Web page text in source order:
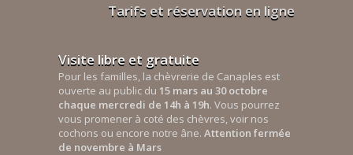
Tarifs et réservation en ligne
Visite libre et gratuite
Pour les familles, la chèvrerie de Canaples est
ouverte au public du 15 mars au 30 octobre
chaque mercredi de 14h à 19h. Vous pourrez
vous promener à coté des chèvres, voir nos
cochons ou encore notre âne. Attention fermée
de novembre à Mars